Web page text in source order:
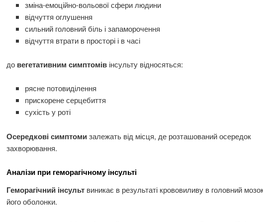
зміна-емоційно-вольової сфери людини
відчуття оглушення
сильний головний біль і запаморочення
відчуття втрати в просторі і в часі
до вегетативним симптомів інсульту відносяться:
рясне потовиділення
прискорене серцебиття
сухість у роті
Осередкові симптомизалежать від місця, де розташований осередок
захворювання.
Аналізи при геморагічному інсульті
Геморагічний інсульт виникає в результаті крововиливу в головний
його оболонки.